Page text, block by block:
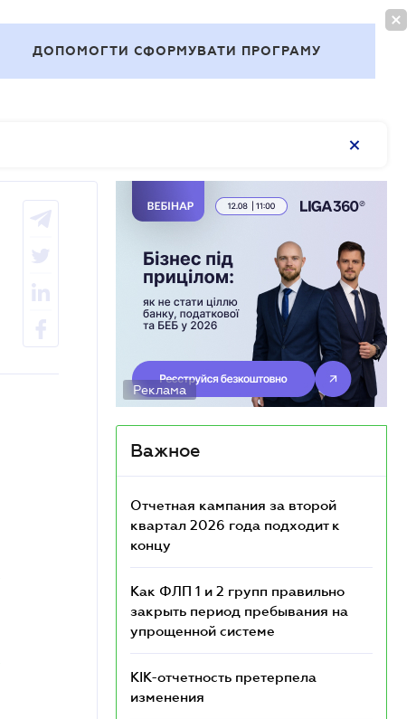
ДОПОМОГТИ СФОРМУВАТИ ПРОГРАМУ
Реклама
Важное
Отчетная кампания за второй
квартал 2026 года подходит к
концу
Как ФЛП 1 и 2 групп правильно
закрыть период пребывания на
упрощенной системе
КІК-отчетность претерпела
изменения